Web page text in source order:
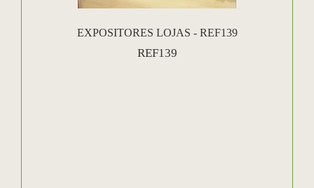
EXPOSITORES LOJAS - REF139
REF139